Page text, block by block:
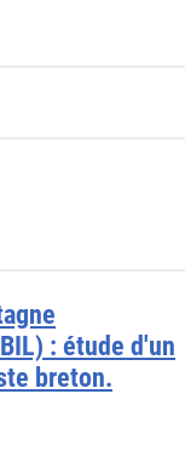
: étude d'un
breton.